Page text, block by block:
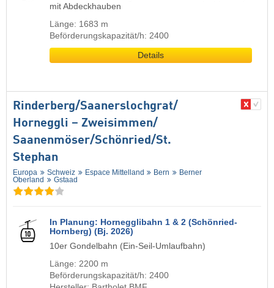
mit Abdeckhauben
Länge: 1683 m
Beförderungskapazität/h: 2400
Details
Rinderberg/​Saanerslochgrat/​
Horneggli – Zweisimmen/​
Saanenmöser/​Schönried/​St.
Stephan
Europa Schweiz Espace Mittelland Bern
Berner
Oberland
Gstaad
In Planung: Hornegglibahn 1 & 2 (Schönried-
Hornberg) (Bj. 2026)
10er Gondelbahn (Ein-Seil-Umlaufbahn)
Länge: 2200 m
Beförderungskapazität/h: 2400